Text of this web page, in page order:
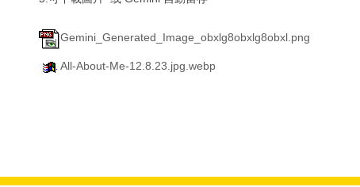
Gemini_Generated_Image_obxlg8obxlg8obxl.png
All-About-Me-12.8.23.jpg.webp